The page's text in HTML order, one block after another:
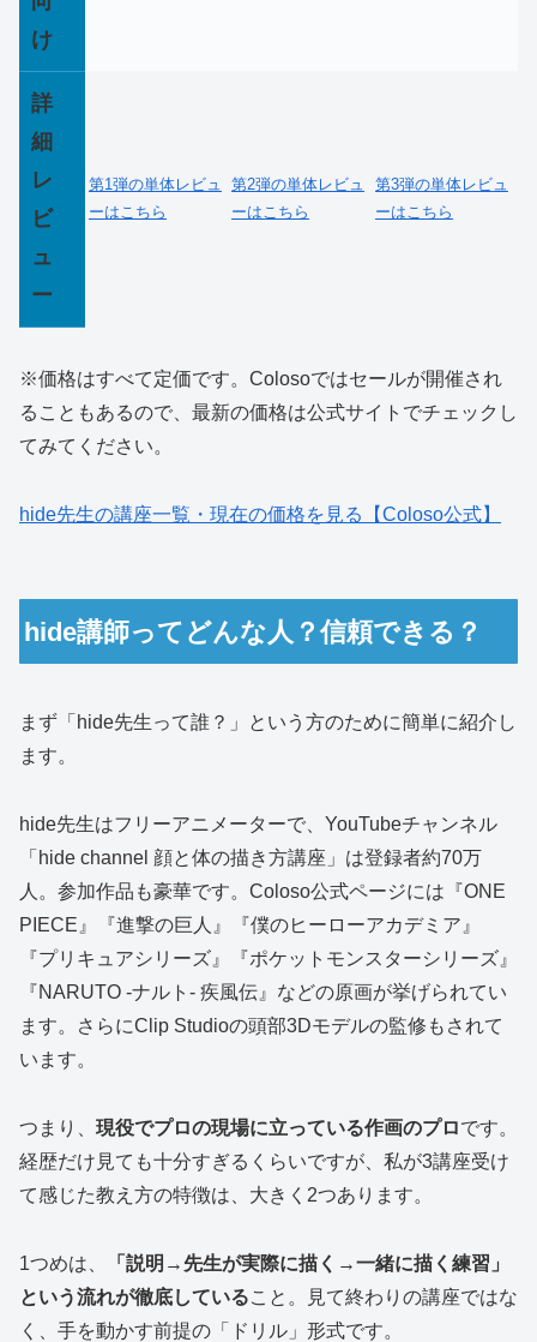
け
詳
細
レ
ビ
ュ
ー
第1弾の単体レビュ
ーはこちら
第2弾の単体レビュ
ーはこちら
第3弾の単体レビュ
ーはこちら
※価格はすべて定価です。Colosoではセールが開催され
ることもあるので、最新の価格は公式サイトでチェックし
てみてください。
hide先生の講座一覧・現在の価格を見る【Coloso公式】
hide講師ってどんな人？信頼できる？
まず「hide先生って誰？」という方のために簡単に紹介し
ます。
hide先生はフリーアニメーターで、YouTubeチャンネル
「hide channel 顔と体の描き方講座」は登録者約70万
人。参加作品も豪華です。Coloso公式ページには『ONE
PIECE』『進撃の巨人』『僕のヒーローアカデミア』
『プリキュアシリーズ』『ポケットモンスターシリーズ』
『NARUTO -ナルト- 疾風伝』などの原画が挙げられてい
ます。さらにClip Studioの頭部3Dモデルの監修もされて
います。
つまり、 現役でプロの現場に立っている作画のプロです。
経歴だけ見ても十分すぎるくらいですが、私が3講座受け
て感じた教え方の特徴は、大きく2つあります。
1つめは、
「説明→先生が実際に描く→一緒に描く練習」
という流れが徹底していること。見て終わりの講座ではな
く、手を動かす前提の「ドリル」形式です。